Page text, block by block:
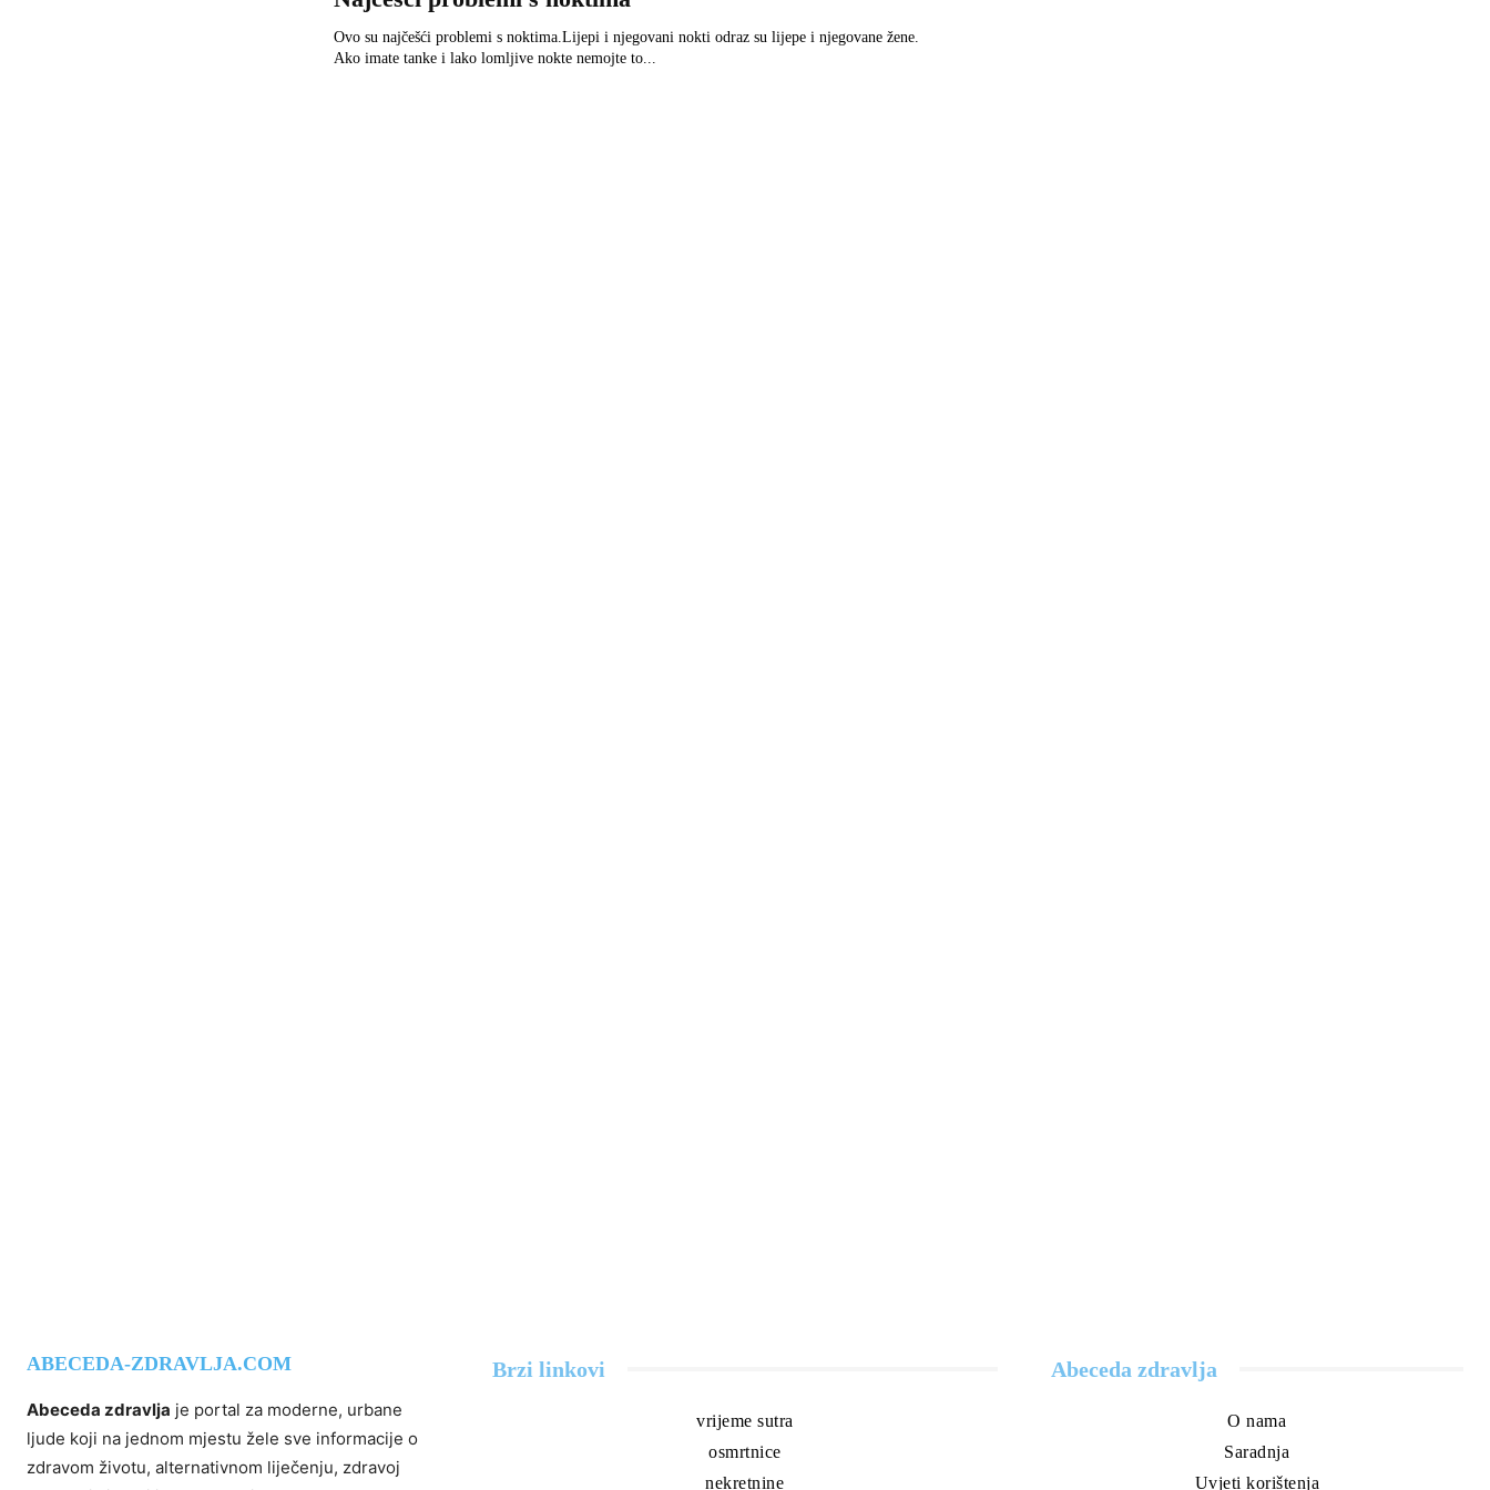
Ovo su najčešći problemi s noktima.Lijepi i njegovani nokti odraz su lijepe i njegovane žene.
Ako imate tanke i lako lomljive nokte nemojte to...
ABECEDA-ZDRAVLJA.COM
Abeceda zdravlja je portal za moderne, urbane
ljude koji na jednom mjestu žele sve informacije o
zdravom životu, alternativnom liječenju, zdravoj
Brzi linkovi
vrijeme sutra
osmrtnice
nekretnine
Abeceda zdravlja
O nama
Saradnja
Uvjeti korištenja